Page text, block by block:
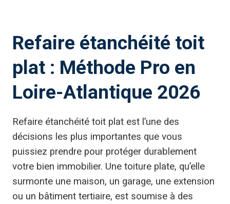
Refaire étanchéité toit
plat : Méthode Pro en
Loire-Atlantique 2026
Refaire étanchéité toit plat est l’une des
décisions les plus importantes que vous
puissiez prendre pour protéger durablement
votre bien immobilier. Une toiture plate, qu’elle
surmonte une maison, un garage, une extension
ou un bâtiment tertiaire, est soumise à des